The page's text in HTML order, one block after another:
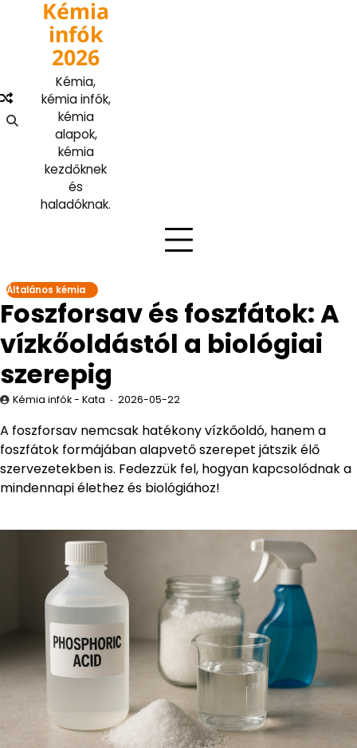
Kémia
infók
2026
Kémia,
kémia infók,
kémia
alapok,
kémia
kezdőknek
és
haladóknak.
Általános kémia
Foszforsav és foszfátok: A
vízkőoldástól a biológiai
szerepig
Kémia infók - Kata 2026-05-22
A foszforsav nemcsak hatékony vízkőoldó, hanem a
foszfátok formájában alapvető szerepet játszik élő
szervezetekben is. Fedezzük fel, hogyan kapcsolódnak a
mindennapi élethez és biológiához!